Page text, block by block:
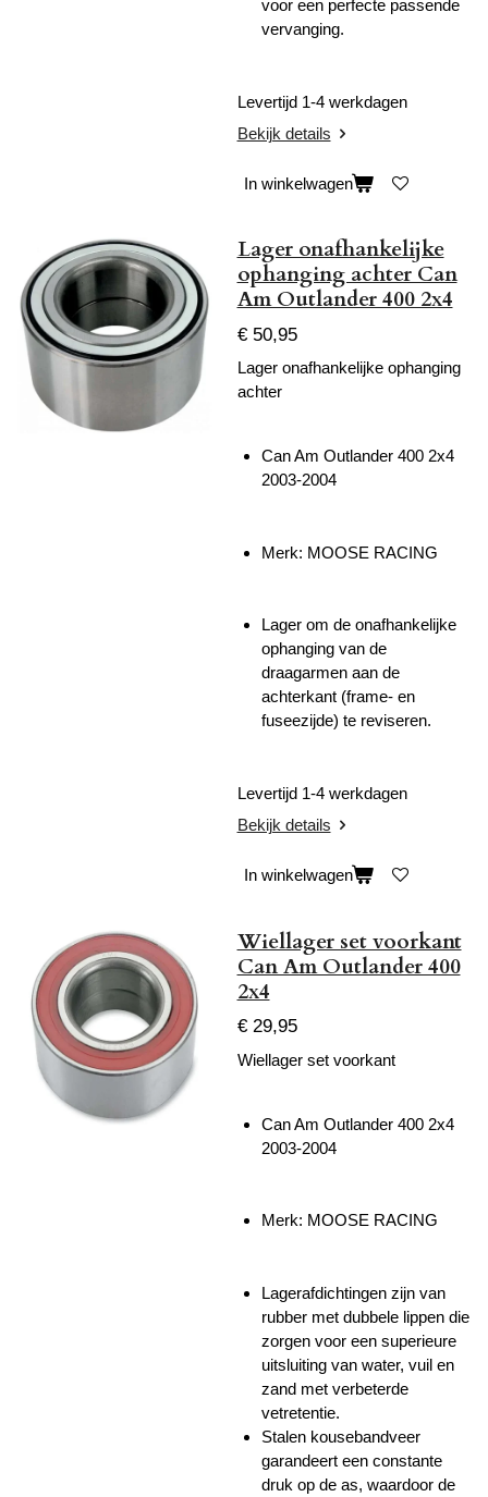
voor een perfecte passende
vervanging.
Levertijd 1-4 werkdagen
Bekijk details
In winkelwagen
Lager onafhankelijke
ophanging achter Can
Am Outlander 400 2x4
€ 50,95
Lager onafhankelijke ophanging
achter
Can Am Outlander 400 2x4
2003-2004
Merk: MOOSE RACING
Lager om de onafhankelijke
ophanging van de
draagarmen aan de
achterkant (frame- en
fuseezijde) te reviseren.
Levertijd 1-4 werkdagen
Bekijk details
In winkelwagen
Wiellager set voorkant
Can Am Outlander 400
2x4
€ 29,95
Wiellager set voorkant
Can Am Outlander 400 2x4
2003-2004
Merk: MOOSE RACING
Lagerafdichtingen zijn van
rubber met dubbele lippen die
zorgen voor een superieure
uitsluiting van water, vuil en
zand met verbeterde
vetretentie.
Stalen kousebandveer
garandeert een constante
druk op de as, waardoor de